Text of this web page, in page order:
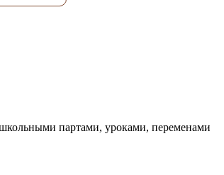
партами, уроками, переменами